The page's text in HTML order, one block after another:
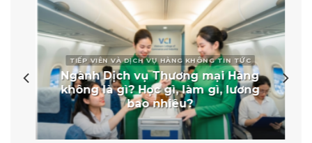
TIẾP VIÊN VÀ DỊCH VỤ HÀNG KHÔNG TIN TỨC
Ngành Dịch vụ Thương mại Hàng
không là gì? Học gì, làm gì, lương
bao nhiêu?